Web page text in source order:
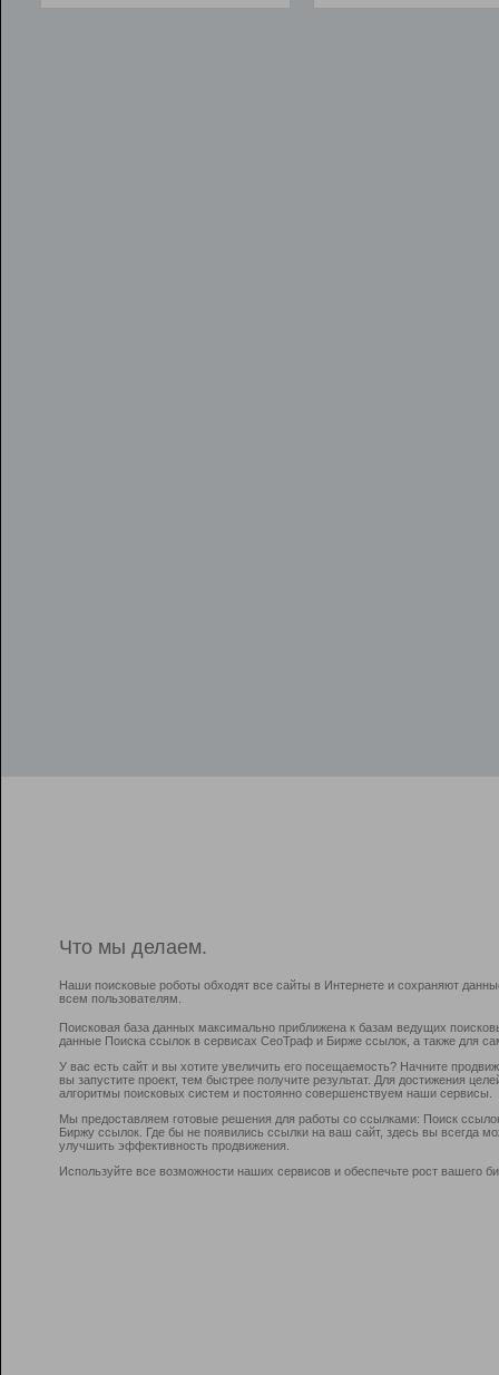
Что мы делаем.
Наши поисковые роботы обходят все сайты в Интернете и сохраняют
всем пользователям.
Поисковая база данных максимально приближена к базам ведущих
данные Поиска ссылок в сервисах СеоТраф и Бирже ссылок, а также для
У вас есть сайт и вы хотите увеличить его посещаемость? Начните
вы запустите проект, тем быстрее получите результат. Для достижения
алгоритмы поисковых систем и постоянно совершенствуем наши сервисы.
Мы предоставляем готовые решения для работы со ссылками: Поиск
Биржу ссылок. Где бы не появились ссылки на ваш сайт, здесь вы всегда
улучшить эффективность продвижения.
Используйте все возможности наших сервисов и обеспечьте рост вашего